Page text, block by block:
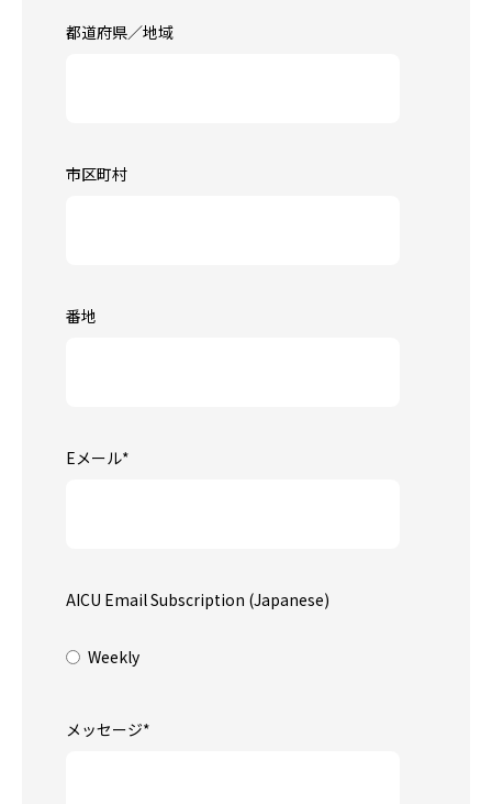
都道府県／地域
市区町村
番地
Eメール*
AICU Email Subscription (Japanese)
Weekly
メッセージ*